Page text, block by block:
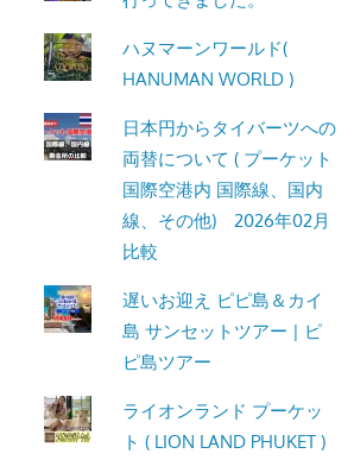
り
発
信
し
ハヌマーンワールド(
HANUMAN WORLD )
日本円からタイバーツへの
両替について ( プーケット
国際空港内 国際線、国内
線、その他) 2026年02月
比較
遅いお迎え ピピ島＆カイ
島 サンセットツアー | ピ
ピ島ツアー
ライオンランド プーケッ
ト ( LION LAND PHUKET )